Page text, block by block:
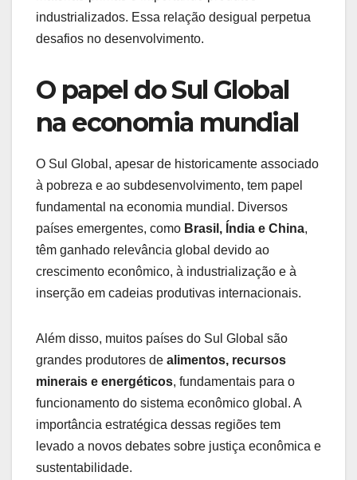
industrializados. Essa relação desigual perpetua
desafios no desenvolvimento.
O papel do Sul Global
na economia mundial
O Sul Global, apesar de historicamente associado
à pobreza e ao subdesenvolvimento, tem papel
fundamental na economia mundial. Diversos
países emergentes, como Brasil, Índia e China,
têm ganhado relevância global devido ao
crescimento econômico, à industrialização e à
inserção em cadeias produtivas internacionais.
Além disso, muitos países do Sul Global são
grandes produtores de alimentos, recursos
minerais e energéticos, fundamentais para o
funcionamento do sistema econômico global. A
importância estratégica dessas regiões tem
levado a novos debates sobre justiça econômica e
sustentabilidade.